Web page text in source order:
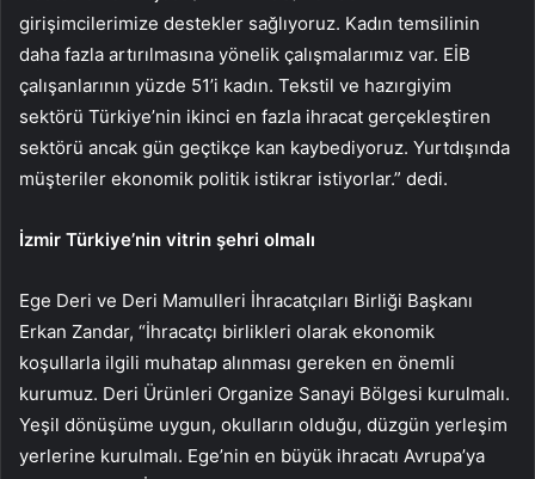
girişimcilerimize destekler sağlıyoruz. Kadın temsilinin
daha fazla artırılmasına yönelik çalışmalarımız var. EİB
çalışanlarının yüzde 51’i kadın. Tekstil ve hazırgiyim
sektörü Türkiye’nin ikinci en fazla ihracat gerçekleştiren
sektörü ancak gün geçtikçe kan kaybediyoruz. Yurtdışında
müşteriler ekonomik politik istikrar istiyorlar.” dedi.
İzmir Türkiye’nin vitrin şehri olmalı
Ege Deri ve Deri Mamulleri İhracatçıları Birliği Başkanı
Erkan Zandar, “İhracatçı birlikleri olarak ekonomik
koşullarla ilgili muhatap alınması gereken en önemli
kurumuz. Deri Ürünleri Organize Sanayi Bölgesi kurulmalı.
Yeşil dönüşüme uygun, okulların olduğu, düzgün yerleşim
yerlerine kurulmalı. Ege’nin en büyük ihracatı Avrupa’ya